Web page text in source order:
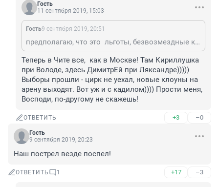
Гость
11 сентября 2019, 15:03
Гость9 сентября 2019, 20:51
предполагаю, что это льготы, безвозмездные капитальные строения, земельные участки в удобных местах и т.д.
Теперь в Чите все,  как в Москве! Там Кириллушка
при Володе, здесь ДимитрЕй при Ляксандре)))))
Выборы прошли - цирк не уехал, новые клоуны на
арену выходят. Вот уж и с кадилом)))) Прости меня,
Восподи, по-другому не скажешь!
ОТВЕТИТЬ +3 –0
Гость
9 сентября 2019, 20:23
Наш пострел везде поспел!
ОТВЕТИТЬ 1 +17 –3